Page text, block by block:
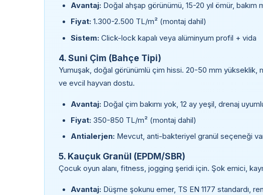
Avantaj: Doğal ahşap görünümü, 15-20 yıl ömür, bakım
Fiyat: 1.300-2.500 TL/m² (montaj dahil)
Sistem: Click-lock kapalı veya alüminyum profil + vida
4. Suni Çim (Bahçe Tipi)
Yumuşak, doğal görünümlü çim hissi. 20-50 mm yükseklik,
ve evcil hayvan dostu.
Avantaj: Doğal çim bakımı yok, 12 ay yeşil, drenaj
Fiyat: 350-850 TL/m² (montaj dahil)
Antialerjen: Mevcut, anti-bakteriyel granül seçeneği
5. Kauçuk Granül (EPDM/SBR)
Çocuk oyun alanı, fitness, jogging şeridi için. Şok emici,
Avantaj: Düşme şokunu emer, TS EN 1177 standardı,